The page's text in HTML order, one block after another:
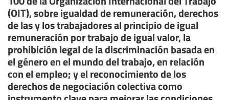
(OIT), sobre igualdad de remuneración, derechos
de las y los trabajadores al principio de igual
remuneración por trabajo de igual valor, la
prohibición legal de la discriminación basada en
el género en el mundo del trabajo, en relación
con el empleo; y el reconocimiento de los
derechos de negociación colectiva como